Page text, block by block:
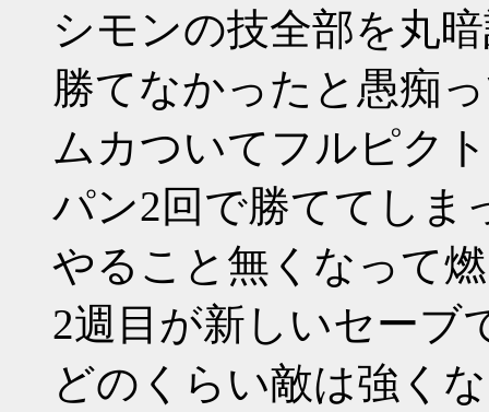
シモンの技全部を丸
勝てなかったと愚痴
ムカついてフルピク
パン2回で勝ててしま
やること無くなって
2週目が新しいセーブ
どのくらい敵は強く